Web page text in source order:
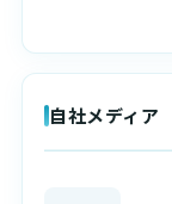
自社メディア